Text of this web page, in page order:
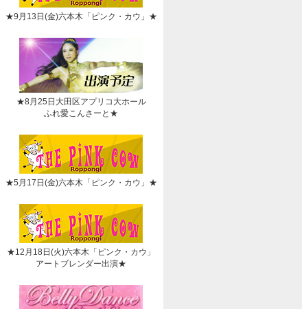
★9月13日(金)六本木「ピンク・カウ」★
★8月25日大田区アプリコ大ホール
ふれ愛こんさーと★
★5月17日(金)六本木「ピンク・カウ」★
★12月18日(火)六本木「ピンク・カウ」
アートブレンダー出演★